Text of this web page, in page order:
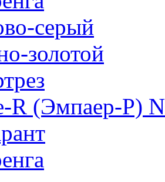
серый
золотой
R (Эмпаер-P)